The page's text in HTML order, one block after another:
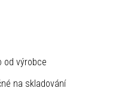
od výrobce
na skladování